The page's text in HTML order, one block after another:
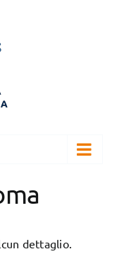
dettaglio.